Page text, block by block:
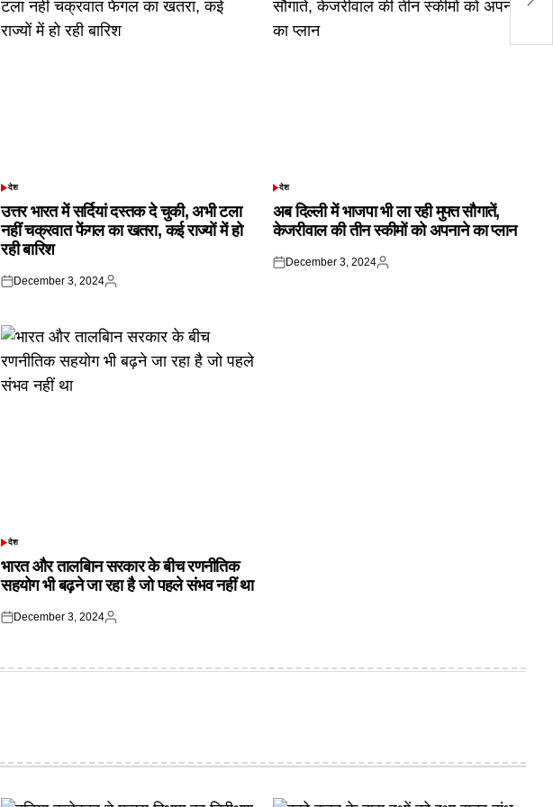
POSTED
देश
उत्तर भारत में सर्दियां दस्तक दे चुकी, अभी टला
नहीं चक्रवात फेंगल का खतरा, कई राज्यों में हो
रही बारिश
Posted
December 3, 2024
Posted
POSTED
देश
अब दिल्ली में भाजपा भी ला रही मुफ्त सौगातें,
केजरीवाल की तीन स्कीमों को अपनाने का प्लान
Posted
December 3, 2024
Posted
POSTED
देश
भारत और तालबिान सरकार के बीच रणनीतिक
सहयोग भी बढ़ने जा रहा है जो पहले संभव नहीं था
Posted
December 3, 2024
Posted